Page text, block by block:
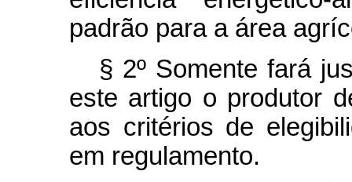
padrão para a área
§ 2º Somente fará
este artigo o produtor
aos critérios de
em regulamento.